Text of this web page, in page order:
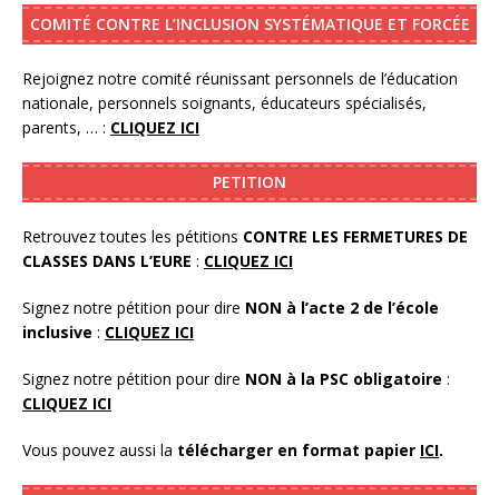
COMITÉ CONTRE L’INCLUSION SYSTÉMATIQUE ET FORCÉE
Rejoignez notre comité réunissant personnels de l’éducation
nationale, personnels soignants, éducateurs spécialisés,
parents, … : CLIQUEZ ICI
PETITION
Retrouvez toutes les pétitions CONTRE LES FERMETURES DE
CLASSES DANS L’EURE : CLIQUEZ ICI
Signez notre pétition pour dire NON à l’acte 2 de l’école
inclusive : CLIQUEZ ICI
Signez notre pétition pour dire NON à la PSC obligatoire :
CLIQUEZ ICI
Vous pouvez aussi la télécharger en format papier ICI.